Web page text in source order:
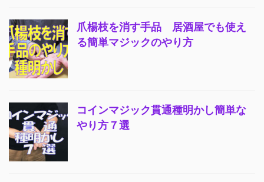
爪楊枝を消す手品 居酒屋でも使え
る簡単マジックのやり方
コインマジック貫通種明かし簡単な
やり方７選